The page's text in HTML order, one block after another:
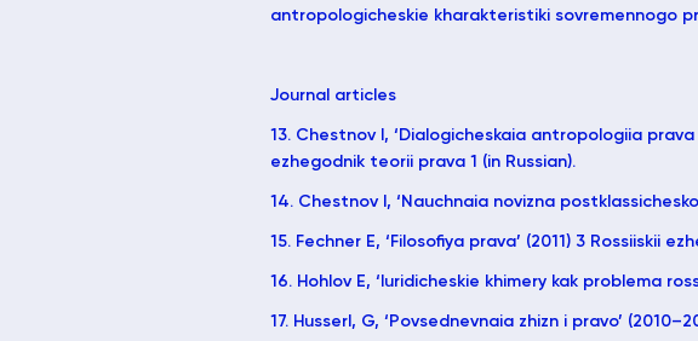
antropologicheskie kharakteristiki sovremennogo
Journal articles
13. Chestnov I, ‘Dialogicheskaia antropologiia
ezhegodnik teorii prava 1 (in Russian).
14. Chestnov I, ‘Nauchnaia novizna
15. Fechner E, ‘Filosofiya prava’ (2011) 3 Rossiiskii
16. Hohlov E, ‘Iuridicheskie khimery kak problema
17. Husserl, G, ‘Povsednevnaia zhizn i pravo’